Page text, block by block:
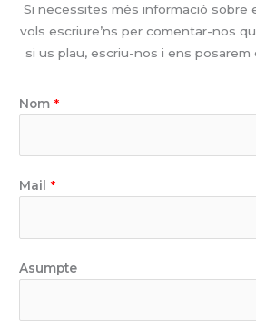
Si necessites més informació sobre
vols escriure’ns per comentar-nos
si us plau, escriu-nos i ens
Nom *
Mail *
Asumpte